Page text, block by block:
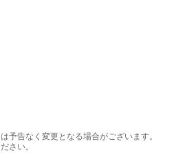
予告なく変更となる場合がございます。
さい。